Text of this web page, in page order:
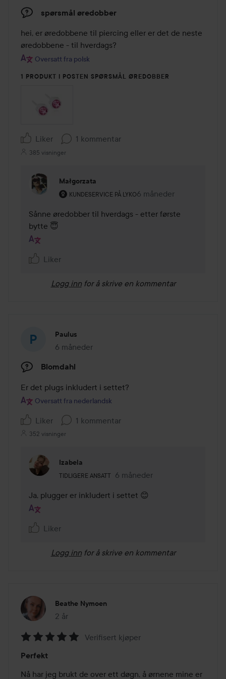
spørsmål øredobber
hei, er øredobbene til piercing eller er det de neste
øredobbene - til hverdags?
Oversatt fra polsk
1 PRODUKT I POSTEN SPØRSMÅL ØREDOBBER
Liker 1 kommentar
385 visninger
Małgorzata
KUNDESERVICE PÅ LYKO
Brukerens rolle: Kundeservice på Lyko.
6 måneder
Kommentaren lades 6
Sånne øredobber til hverdags - etter første
bytte 😇
Liker
Logg inn for å skrive en kommentar
Paulus
6 måneder
Innlegget ble opprettet 6 måneder
Blomdahl
Er det plugs inkludert i settet?
Oversatt fra nederlandsk
Liker 1 kommentar
352 visninger
Izabela
TIDLIGERE ANSATT
Brukerens rolle: Tidligere ansatt.
6 måneder
Kommentaren lades 6 måneder
Ja, plugger er inkludert i settet 😊
Liker
Logg inn for å skrive en kommentar
Beathe Nymoen
2 år
Innlegget ble opprettet 2 år
5
av
Verifisert kjøper
Perfekt
Nå har jeg brukt de over ett døgn, å ørnene mine er